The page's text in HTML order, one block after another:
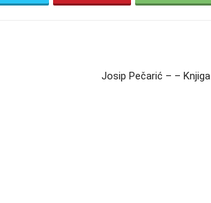
Josip Pečarić – – Knjiga